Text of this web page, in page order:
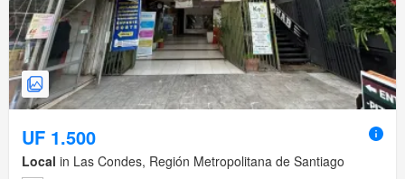
UF 1.500
Local in Las Condes, Región Metropolitana de Santiago